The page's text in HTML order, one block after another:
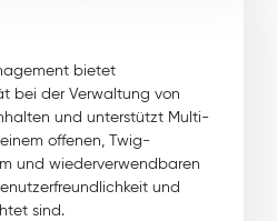
bietet
bei der Verwaltung von
und unterstützt Multi-
offenen, Twig-
und wiederverwendbaren
und
sind.